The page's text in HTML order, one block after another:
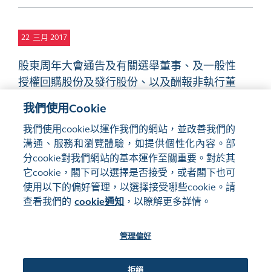
22 三月 2017
股東周年大會通告及有關選舉董事、及一般性
授權回購股份及發行股份、以及酬報非執行董
事擔任董事委員會職務的建議
網站地圖
使用條款
我們使用Cookie
我們使用cookie以運作我們的網站，並改善我們的
溝通、服務和瀏覽體驗，如提供個性化內容。部
分cookie對我們網站的基本運作至關重要。對於其
它cookie，閣下可以選擇是否接受，或者閣下也可
使用以下的偏好管理，以選擇接受哪些cookie。請
查看我們的 cookie通知 ，以瞭解更多詳情。
管理偏好